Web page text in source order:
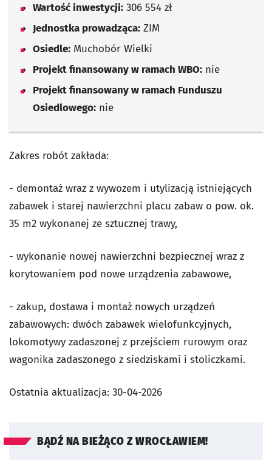
Wartość inwestycji: 306 554 zł
Jednostka prowadząca: ZIM
Osiedle: Muchobór Wielki
Projekt finansowany w ramach WBO: nie
Projekt finansowany w ramach Funduszu
Osiedlowego: nie
Zakres robót zakłada:
- demontaż wraz z wywozem i utylizacją istniejących
zabawek i starej nawierzchni placu zabaw o pow. ok.
35 m2 wykonanej ze sztucznej trawy,
- wykonanie nowej nawierzchni bezpiecznej wraz z
korytowaniem pod nowe urządzenia zabawowe,
- zakup, dostawa i montaż nowych urządzeń
zabawowych: dwóch zabawek wielofunkcyjnych,
lokomotywy zadaszonej z przejściem rurowym oraz
wagonika zadaszonego z siedziskami i stoliczkami.
Ostatnia aktualizacja: 30-04-2026
BĄDŹ NA BIEŻĄCO Z WROCŁAWIEM!